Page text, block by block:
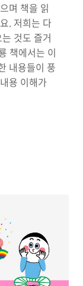
며 책을 읽
. 저희는 다
것도 즐거
책에서는 이
내용들이 풍
용 이해가